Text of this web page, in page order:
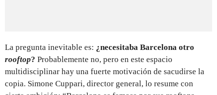
La pregunta inevitable es: ¿necesitaba Barcelona otro
rooftop? Probablemente no, pero en este espacio
multidisciplinar hay una fuerte motivación de sacudirse la
copia. Simone Cuppari, director general, lo resume con